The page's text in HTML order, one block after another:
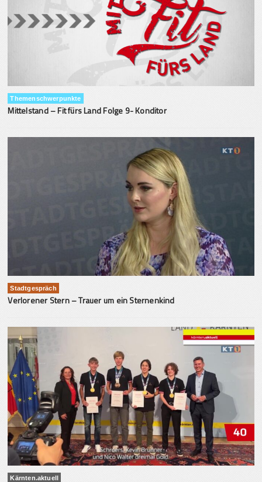
Themenschwerpunkte
Mittelstand – Fit fürs Land Folge 9- Konditor
Stadtgespräch
Verlorener Stern – Trauer um ein Sternenkind
Kärnten.aktuell